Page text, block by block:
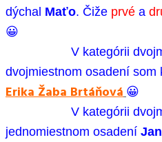
dýchal Maťo. Čiže prvé a
😀
V kategórii
dvojmiestnom osadení som
Erika Žaba Brtáňová 😀
V kategórii
jednomiestnom osadení